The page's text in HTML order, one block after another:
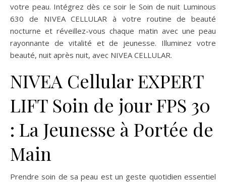
votre peau. Intégrez dès ce soir le Soin de nuit Luminous
630 de NIVEA CELLULAR à votre routine de beauté
nocturne et réveillez-vous chaque matin avec une peau
rayonnante de vitalité et de jeunesse. Illuminez votre
beauté, nuit après nuit, avec NIVEA CELLULAR.
NIVEA Cellular EXPERT
LIFT Soin de jour FPS 30
: La Jeunesse à Portée de
Main
Prendre soin de sa peau est un geste quotidien essentiel